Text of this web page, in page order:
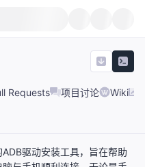
Requests 项目讨论 Wiki
驱动安装工具，旨在帮助